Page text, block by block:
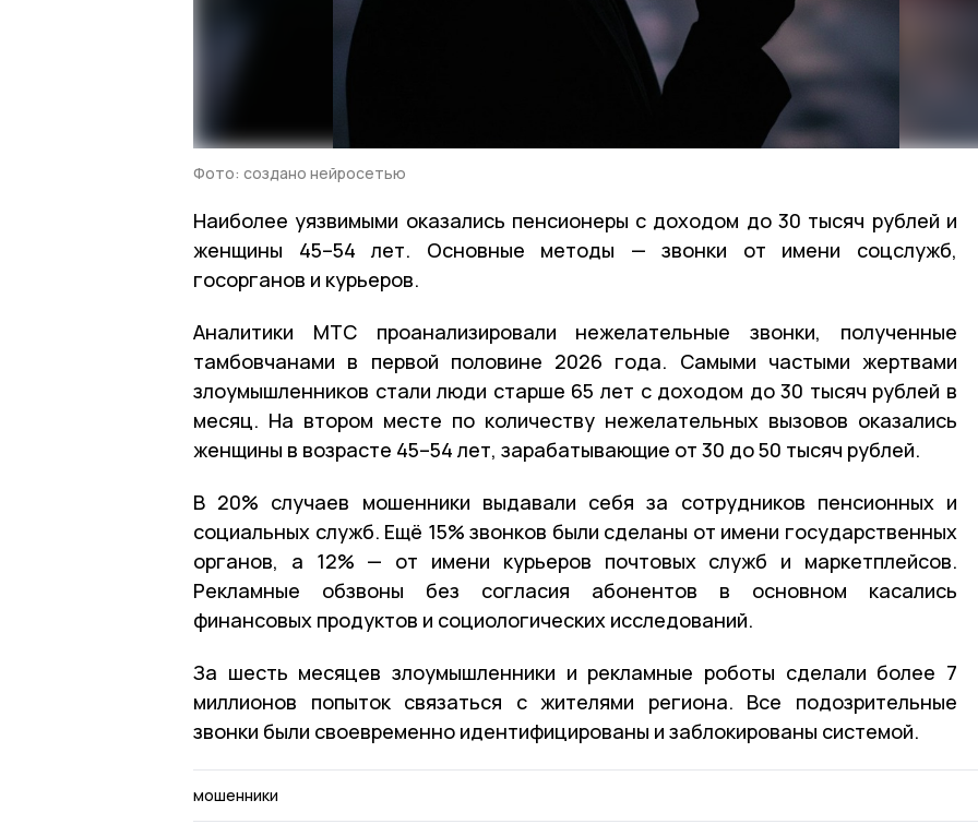
Фото: создано нейросетью
Наиболее уязвимыми оказались пенсионеры с доходом до 30 тысяч рублей и
женщины 45–54 лет. Основные методы — звонки от имени соцслужб,
госорганов и курьеров.
Аналитики МТС проанализировали нежелательные звонки, полученные
тамбовчанами в первой половине 2026 года. Самыми частыми жертвами
злоумышленников стали люди старше 65 лет с доходом до 30 тысяч рублей в
месяц. На втором месте по количеству нежелательных вызовов оказались
женщины в возрасте 45–54 лет, зарабатывающие от 30 до 50 тысяч рублей.
В 20% случаев мошенники выдавали себя за сотрудников пенсионных и
социальных служб. Ещё 15% звонков были сделаны от имени государственных
органов, а 12% — от имени курьеров почтовых служб и маркетплейсов.
Рекламные обзвоны без согласия абонентов в основном касались
финансовых продуктов и социологических исследований.
За шесть месяцев злоумышленники и рекламные роботы сделали более 7
миллионов попыток связаться с жителями региона. Все подозрительные
звонки были своевременно идентифицированы и заблокированы системой.
мошенники